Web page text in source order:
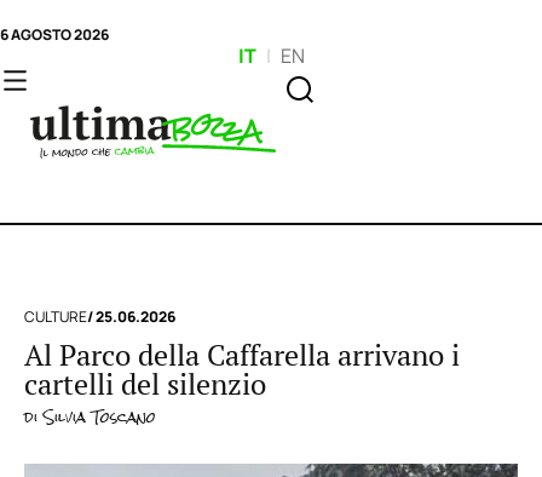
6 AGOSTO 2026
IT | EN
CULTURE/ 25.06.2026
Al Parco della Caffarella arrivano i
cartelli del silenzio
diSilvia Toscano